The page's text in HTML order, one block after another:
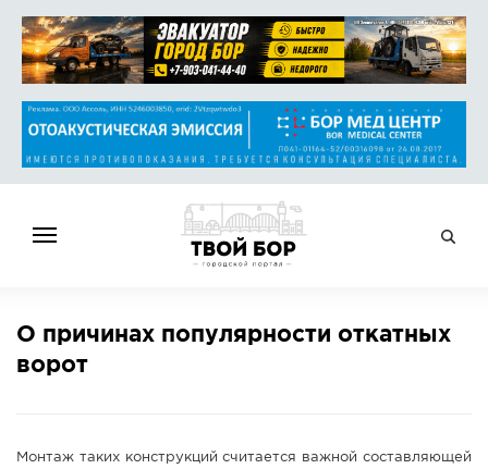
НОВОСТИ
О причинах популярности откатных
ворот
Монтаж таких конструкций считается важной составляющей